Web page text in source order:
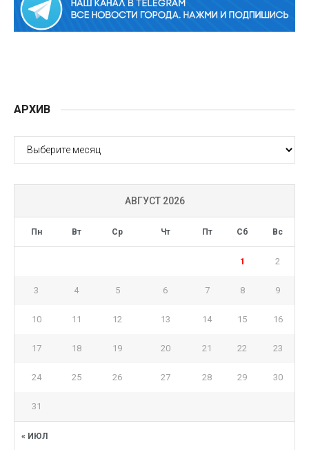
АРХИВ
АРХИВ
АВГУСТ 2026
Пн Вт Ср Чт Пт Сб Вс
« ИЮЛ
1 2
3 4 5 6 7 8 9
10 11 12 13 14 15 16
17 18 19 20 21 22 23
24 25 26 27 28 29 30
31